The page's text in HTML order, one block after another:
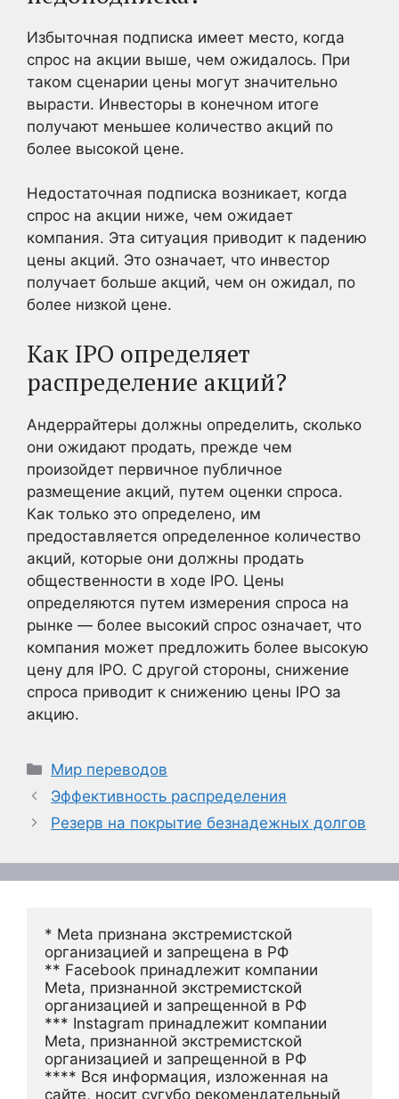
Избыточная подписка имеет место, когда
спрос на акции выше, чем ожидалось. При
таком сценарии цены могут значительно
вырасти. Инвесторы в конечном итоге
получают меньшее количество акций по
более высокой цене.
Недостаточная подписка возникает, когда
спрос на акции ниже, чем ожидает
компания. Эта ситуация приводит к падению
цены акций. Это означает, что инвестор
получает больше акций, чем он ожидал, по
более низкой цене.
Как IPO определяет
распределение акций?
Андеррайтеры должны определить, сколько
они ожидают продать, прежде чем
произойдет первичное публичное
размещение акций, путем оценки спроса.
Как только это определено, им
предоставляется определенное количество
акций, которые они должны продать
общественности в ходе IPO. Цены
определяются путем измерения спроса на
рынке — более высокий спрос означает, что
компания может предложить более высокую
цену для IPO. С другой стороны, снижение
спроса приводит к снижению цены IPO за
акцию.
Рубрики
Мир переводов
Эффективность распределения
Резерв на покрытие безнадежных долгов
* Meta признана экстремистской
организацией и запрещена в РФ
** Facebook принадлежит компании
Meta, признанной экстремистской
организацией и запрещенной в РФ
*** Instagram принадлежит компании
Meta, признанной экстремистской
организацией и запрещенной в РФ
**** Вся информация, изложенная на
сайте, носит сугубо рекомендательный